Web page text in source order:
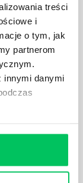
treści
i
o tym, jak
partnerom
innymi danymi